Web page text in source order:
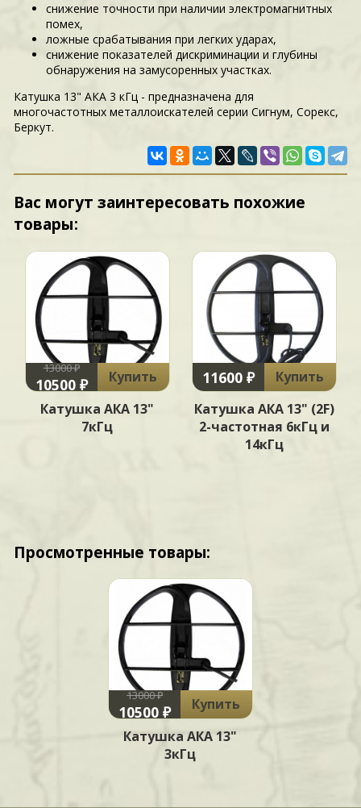
снижение точности при наличии электромагнитных
помех,
ложные срабатывания при легких ударах,
снижение показателей дискриминации и глубины
обнаружения на замусоренных участках.
Катушка 13" АКА 3 кГц - предназначена для
многочастотных металлоискателей серии Сигнум, Сорекс,
Беркут.
Вас могут заинтересовать похожие
товары:
13000 ₽
10500 ₽
Купить
Катушка АКА 13"
7кГц
11600 ₽
Купить
Катушка АКА 13" (2F)
2-частотная 6кГц и
14кГц
Просмотренные товары:
13000 ₽
10500 ₽
Купить
Катушка АКА 13"
3кГц